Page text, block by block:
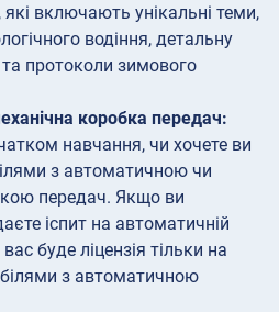
включають унікальні теми,
водіння, детальну
та протоколи зимового
коробка передач:
навчання, чи хочете ви
з автоматичною чи
передач. Якщо ви
іспит на автоматичній
буде ліцензія тільки на
з автоматичною